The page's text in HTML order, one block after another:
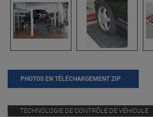
PHOTOS EN TÉLÉCHARGEMENT ZIP
TECHNOLOGIE DE CONTRÔLE DE VÉHICULE